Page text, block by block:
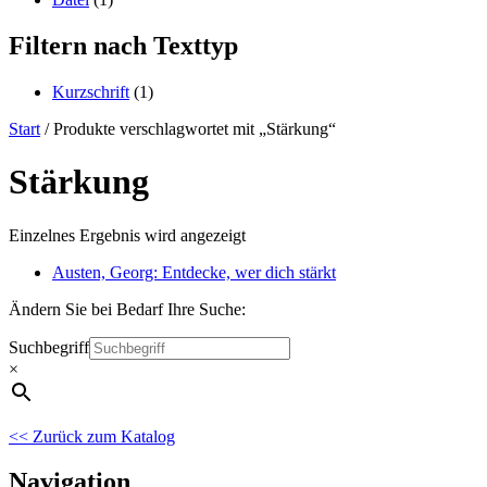
Filtern nach Texttyp
Kurzschrift (1)
Start / Produkte verschlagwortet mit „Stärkung“
Stärkung
Einzelnes Ergebnis wird angezeigt
Austen, Georg: Entdecke, wer dich stärkt
Ändern Sie bei Bedarf Ihre Suche:
Suchbegriff
×
<< Zurück zum Katalog